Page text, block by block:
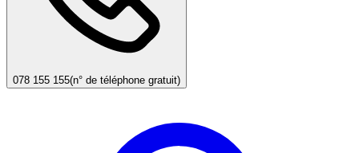
078 155 155(n° de téléphone gratuit)